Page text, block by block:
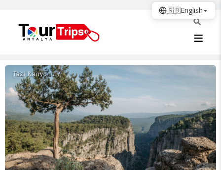
Tazi Kanyonu 7
🇬🇧English